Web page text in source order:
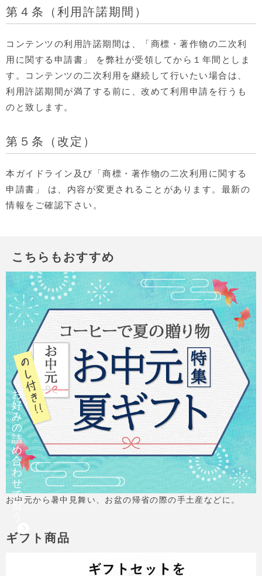
第４条（利用許諾期間）
コンテンツの利用許諾期間は、「商標・著作物の二次利
用に関する申請書」 を弊社が受領してから１年間としま
す。コンテンツの二次利用を継続して行いたい場合は、
利用許諾期間が満了する前に、改めて利用申請を行うも
のと致します。
第５条（改定）
本ガイドライン及び「商標・著作物の二次利用に関する
申請書」 は、内容が変更されることがあります。最新の
情報をご確認下さい。
こちらもおすすめ
お中元から暑中見舞い、お盆の帰省の際の手土産などに。
ギフト商品
お
好
み
の
詰
め
合
わ
せ
で
買